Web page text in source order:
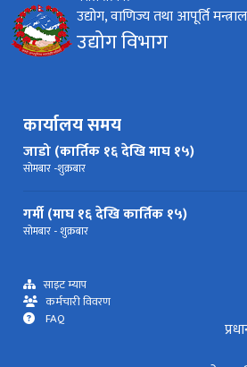
उद्योग, वाणिज्य तथा आपूर्ति
उद्योग विभाग
कार्यालय समय
जाडो (कार्तिक १६ देखि माघ १५)
सोमबार -शुक्रबार
गर्मी (माघ १६ देखि कार्तिक १५)
सोमबार - शुक्रबार
साइट म्याप
कर्मचारी विवरण
FAQ